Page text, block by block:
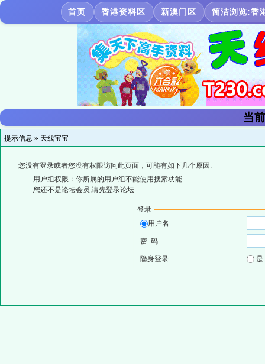
首页 香港资料区 新澳门区 简洁浏览:香
当
提示信息 » 天线宝宝
您没有登录或者您没有权限访问此页面，可能有如下几个原因:
用户组权限：你所属的用户组不能使用搜索功能
您还不是论坛会员,请先登录论坛
登录
用户名
密 码
隐身登录